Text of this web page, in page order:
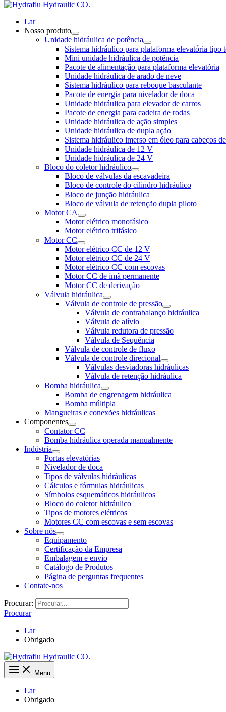
Lar
Nosso produto
Unidade hidráulica de potência
Sistema hidráulico para plataforma elevatória tipo
Mini unidade hidráulica de potência
Pacote de alimentação para plataforma elevatória
Unidade hidráulica de arado de neve
Sistema hidráulico para reboque basculante
Pacote de energia para nivelador de doca
Unidade hidráulica para elevador de carros
Pacote de energia para cadeira de rodas
Unidade hidráulica de ação simples
Unidade hidráulica de dupla ação
Sistema hidráulico imerso em óleo para cabeços
Unidade hidráulica de 12 V
Unidade hidráulica de 24 V
Bloco do coletor hidráulico
Bloco de válvulas da escavadeira
Bloco de controle do cilindro hidráulico
Bloco de junção hidráulica
Bloco de válvula de retenção dupla piloto
Motor CA
Motor elétrico monofásico
Motor elétrico trifásico
Motor CC
Motor elétrico CC de 12 V
Motor elétrico CC de 24 V
Motor elétrico CC com escovas
Motor CC de ímã permanente
Motor CC de derivação
Válvula hidráulica
Válvula de controle de pressão
Válvula de contrabalanço hidráulica
Válvula de alívio
Válvula redutora de pressão
Válvula de Sequência
Válvula de controle de fluxo
Válvula de controle direcional
Válvulas desviadoras hidráulicas
Válvula de retenção hidráulica
Bomba hidráulica
Bomba de engrenagem hidráulica
Bomba múltipla
Mangueiras e conexões hidráulicas
Componentes
Contator CC
Bomba hidráulica operada manualmente
Indústria
Portas elevatórias
Nivelador de doca
Tipos de válvulas hidráulicas
Cálculos e fórmulas hidráulicas
Símbolos esquemáticos hidráulicos
Bloco do coletor hidráulico
Tipos de motores elétricos
Motores CC com escovas e sem escovas
Sobre nós
Equipamento
Certificação da Empresa
Embalagem e envio
Catálogo de Produtos
Página de perguntas frequentes
Contate-nos
Procurar:
Procurar
Lar
Obrigado
Menu
Lar
Obrigado